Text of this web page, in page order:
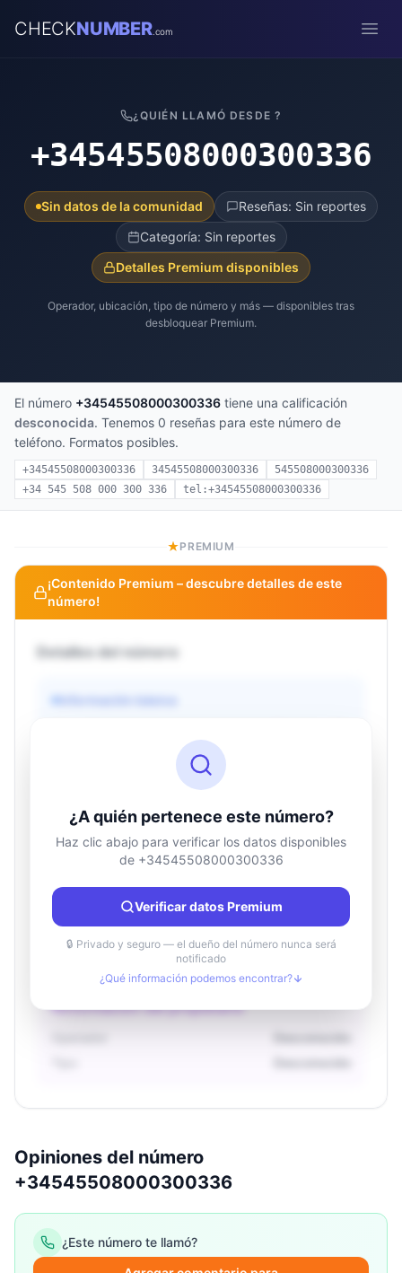
CHECKNUMBER.com
¿QUIÉN LLAMÓ DESDE ?
+34545508000300336
Sin datos de la comunidad
Reseñas: Sin reportes
Categoría: Sin reportes
Detalles Premium disponibles
Operador, ubicación, tipo de número y más — disponibles tras
desbloquear Premium.
El número +34545508000300336 tiene una calificación
desconocida. Tenemos 0 reseñas para este número de
teléfono. Formatos posibles.
+34545508000300336 34545508000300336
545508000300336
+34 545 508 000 300 336
tel:+34545508000300336
PREMIUM
¡Contenido Premium – descubre detalles de este
número!
Detalles del número
Información básica
Información de ubicación
País
Desconocido
Ciudad
Desconocido
Región
Desconocido
Información del propietario
¿A quién pertenece este número?
Haz clic abajo para verificar los datos disponibles
de +34545508000300336
Verificar datos Premium
🔒 Privado y seguro — el dueño del número nunca será
notificado
¿Qué información podemos encontrar?
Opiniones del número
+34545508000300336
¿Este número te llamó?